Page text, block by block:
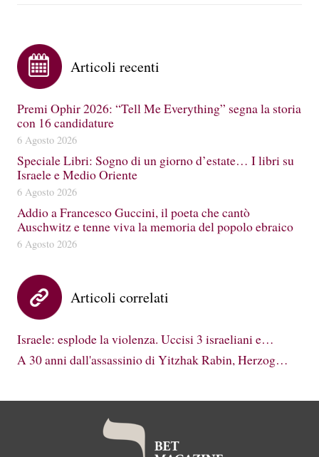
Articoli recenti
Premi Ophir 2026: “Tell Me Everything” segna la storia
con 16 candidature
6 Agosto 2026
Speciale Libri: Sogno di un giorno d’estate… I libri su
Israele e Medio Oriente
6 Agosto 2026
Addio a Francesco Guccini, il poeta che cantò
Auschwitz e tenne viva la memoria del popolo ebraico
6 Agosto 2026
Articoli correlati
Israele: esplode la violenza. Uccisi 3 israeliani e…
A 30 anni dall'assassinio di Yitzhak Rabin, Herzog…